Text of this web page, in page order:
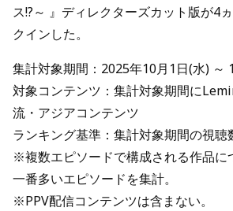
ス!?～ 』ディレクターズカット版が4
クインした。
集計対象期間：2025年10月1日(水) ～
対象コンテンツ：集計対象期間に
流・アジアコンテンツ
ランキング基準：集計対象期間の視聴
※複数エピソードで構成される作品に
一番多いエピソードを集計。
※PPV配信コンテンツは含まない。